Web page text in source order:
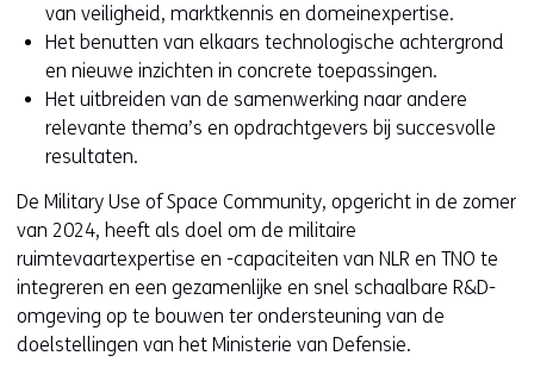
van veiligheid, marktkennis en domeinexpertise.
Het benutten van elkaars technologische achtergrond
en nieuwe inzichten in concrete toepassingen.
Het uitbreiden van de samenwerking naar andere
relevante thema’s en opdrachtgevers bij succesvolle
resultaten.
De Military Use of Space Community, opgericht in de zomer
van 2024, heeft als doel om de militaire
ruimtevaartexpertise en -capaciteiten van NLR en TNO te
integreren en een gezamenlijke en snel schaalbare R&D-
omgeving op te bouwen ter ondersteuning van de
doelstellingen van het Ministerie van Defensie.